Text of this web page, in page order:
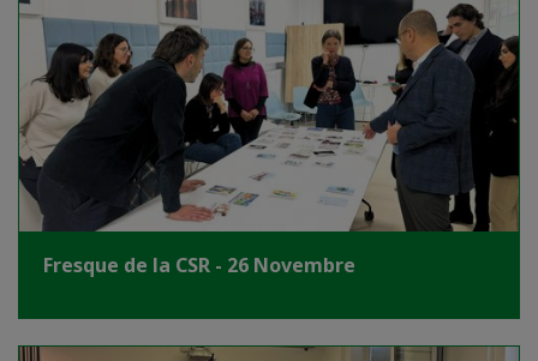
Fresque de la CSR - 26 Novembre